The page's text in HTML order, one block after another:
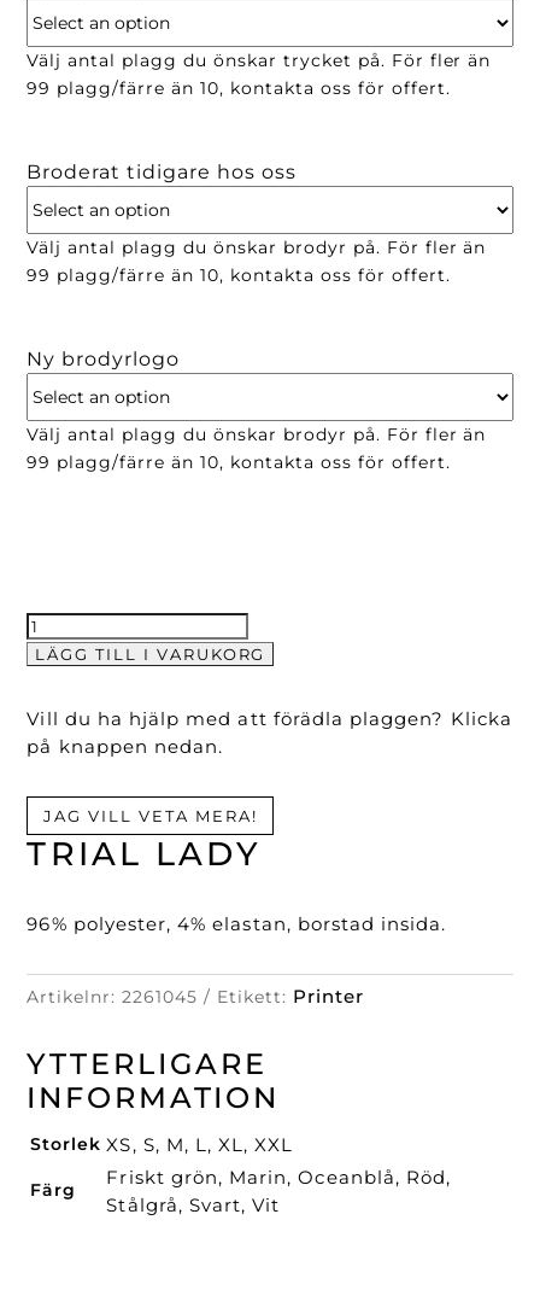
TRIAL LADY
96% polyester, 4% elastan, borstad insida.
Artikelnr:2261045 Etikett: Printer
YTTERLIGARE
INFORMATION
Storlek XS, S, M, L, XL, XXL
Färg
Friskt grön, Marin, Oceanblå, Röd,
Stålgrå, Svart, Vit
Välj antal plagg du önskar trycket på. För fler än
99 plagg/färre än 10, kontakta oss för offert.
Broderat tidigare hos oss
Välj antal plagg du önskar brodyr på. För fler än
99 plagg/färre än 10, kontakta oss för offert.
Ny brodyrlogo
Välj antal plagg du önskar brodyr på. För fler än
99 plagg/färre än 10, kontakta oss för offert.
Trial
lady
LÄGG TILL I VARUKORG
Vill du ha hjälp med att förädla plaggen? Klicka
på knappen nedan.
JAG VILL VETA MERA!